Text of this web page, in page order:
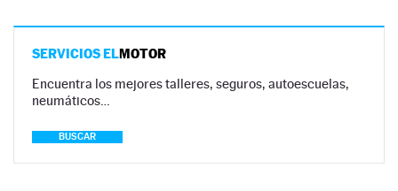
SERVICIOS ELMOTOR
Encuentra los mejores talleres, seguros, autoescuelas,
neumáticos…
BUSCAR